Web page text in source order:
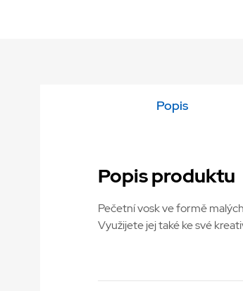
Popis
Popis produktu
Pečetní vosk ve formě
Využijete jej také ke své